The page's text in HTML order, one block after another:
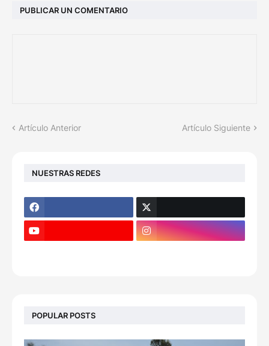
PUBLICAR UN COMENTARIO
Artículo Anterior Artículo Siguiente
NUESTRAS REDES
POPULAR POSTS